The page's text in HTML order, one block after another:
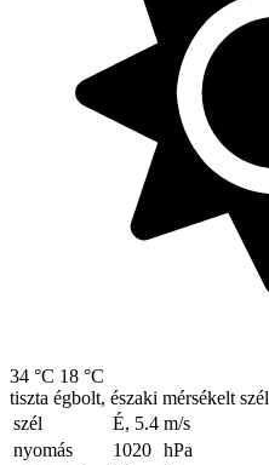
34 °C 18 °C
tiszta égbolt, északi mérsékelt szél
szél
É, 5.4 m/s
nyomás
1020 hPa